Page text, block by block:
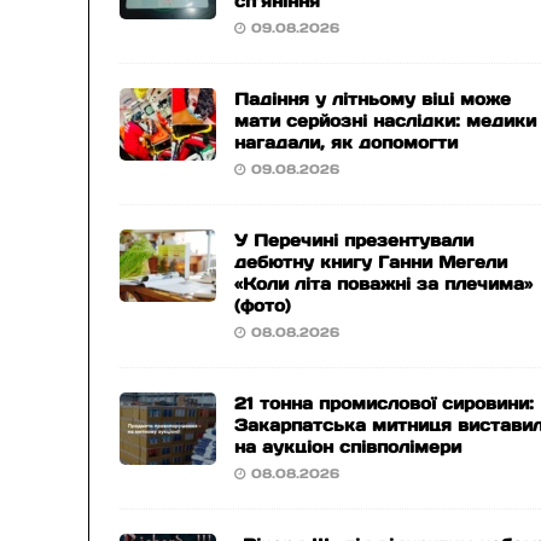
09.08.2026
Падіння у літньому віці може
мати серйозні наслідки: медики
нагадали, як допомогти
09.08.2026
У Перечині презентували
дебютну книгу Ганни Мегели
«Коли літа поважні за плечима»
(фото)
08.08.2026
21 тонна промислової сировини:
Закарпатська митниця
на аукціон співполімери
08.08.2026